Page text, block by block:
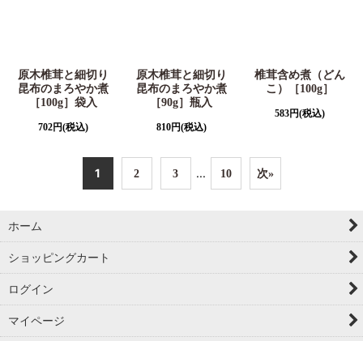
原木椎茸と細切り
昆布のまろやか煮
［100g］袋入
702円(税込)
原木椎茸と細切り
昆布のまろやか煮
［90g］瓶入
810円(税込)
椎茸含め煮（どん
こ）［100g］
583円(税込)
1 2 3 ... 10 次»
ホーム
ショッピングカート
ログイン
マイページ